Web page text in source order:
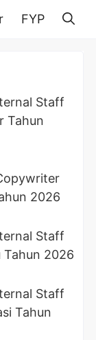
FYP
Staff
Tahun
2026
Staff
Tahun 2026
Staff
Tahun